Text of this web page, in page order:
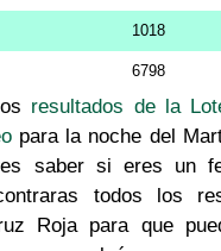
1018
6798
resultados de la
para la noche del
saber si eres un
todos los
Roja para que